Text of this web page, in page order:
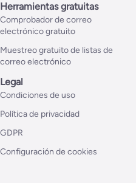
Herramientas gratuitas
Comprobador de correo
electrónico gratuito
Muestreo gratuito de listas de
correo electrónico
Legal
Condiciones de uso
Política de privacidad
GDPR
Configuración de cookies